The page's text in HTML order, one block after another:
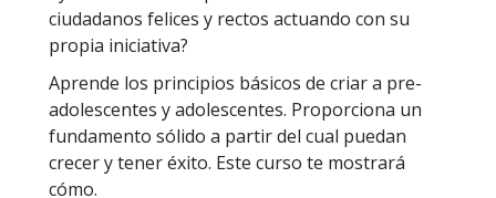
ciudadanos felices y rectos actuando con su
propia iniciativa?
Aprende los principios básicos de criar a pre-
adolescentes y adolescentes. Proporciona un
fundamento sólido a partir del cual puedan
crecer y tener éxito. Este curso te mostrará
cómo.